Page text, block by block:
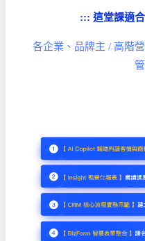
::: 這堂課適
各企業、品牌主 / 高階